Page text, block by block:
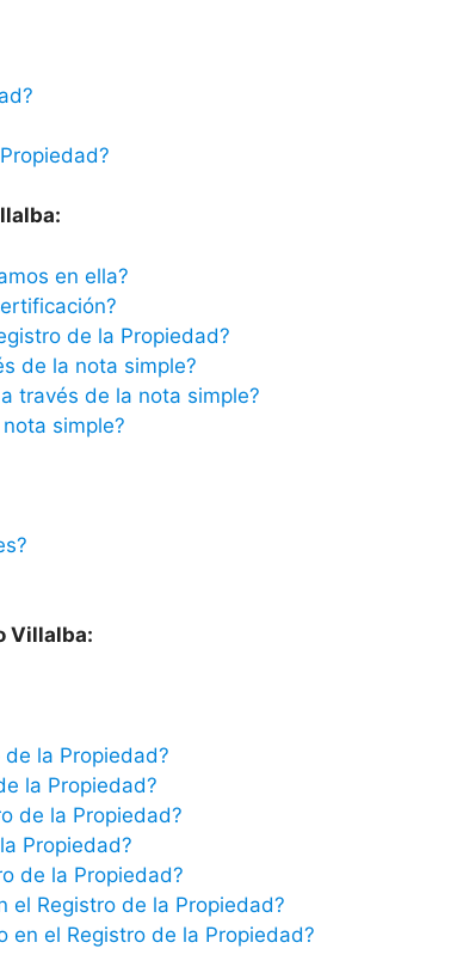
en ella?
de la Propiedad?
de la nota simple?
través de la nota simple?
simple?
Villalba:
la Propiedad?
la Propiedad?
de la Propiedad?
Propiedad?
de la Propiedad?
el Registro de la Propiedad?
en el Registro de la Propiedad?